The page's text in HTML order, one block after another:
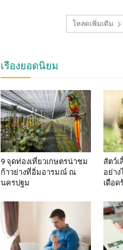
โหลดเพิ่มเติม
เรื่องยอดนิยม
9 จุดท่องเที่ยวเกษตรน่าชม
ก้าวย่างที่อิ่มอารมณ์ ณ
นครปฐม
สัตว์เ
อย่า
เดือด